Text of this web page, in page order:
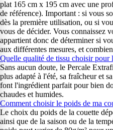
plat 165 cm x 195 cm avec une
de référence). Important : si vous
dès la première utilisation, ou si
vous de décider. Vous connaissez
appartient donc de déterminer si
aux différentes mesures, et
Quelle qualité de tissu choisir pour
Sans aucun doute, le Percale
plus adapté à l'été, sa fraîcheur et
font l'ingrédient parfait pour bien
chaudes et humides.
Comment choisir le poids de ma
Le choix du poids de la couette
ainsi que de la saison ou de la